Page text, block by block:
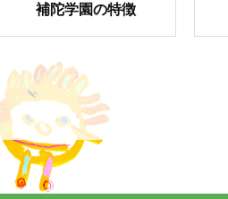
補陀学園の特徴